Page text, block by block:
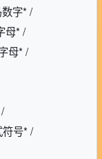
字* /
母* /
母* /
号* /